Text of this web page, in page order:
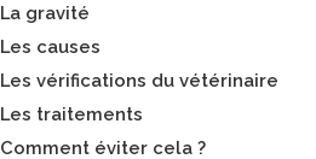
La gravité
Les causes
Les vérifications du vétérinaire
Les traitements
Comment éviter cela ?